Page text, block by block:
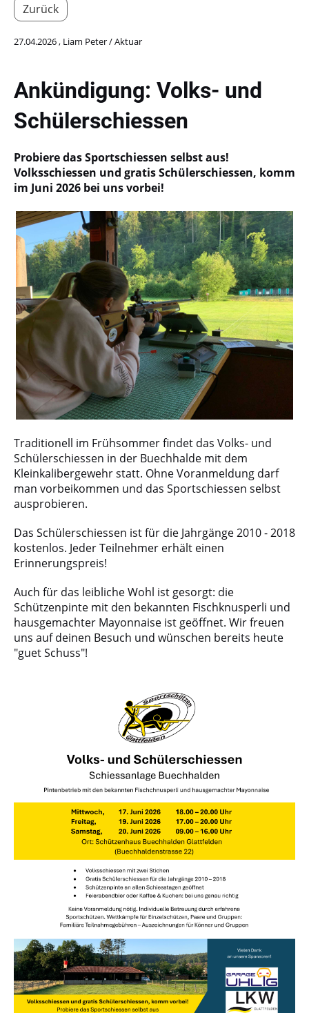
Zurück
27.04.2026, Liam Peter / Aktuar
Ankündigung: Volks- und
Schülerschiessen
Probiere das Sportschiessen selbst aus!
Volksschiessen und gratis Schülerschiessen, komm
im Juni 2026 bei uns vorbei!
Traditionell im Frühsommer findet das Volks- und
Schülerschiessen in der Buechhalde mit dem
Kleinkalibergewehr statt. Ohne Voranmeldung darf
man vorbeikommen und das Sportschiessen selbst
ausprobieren.
Das Schülerschiessen ist für die Jahrgänge 2010 - 2018
kostenlos. Jeder Teilnehmer erhält einen
Erinnerungspreis!
Auch für das leibliche Wohl ist gesorgt: die
Schützenpinte mit den bekannten Fischknusperli und
hausgemachter Mayonnaise ist geöffnet. Wir freuen
uns auf deinen Besuch und wünschen bereits heute
"guet Schuss"!